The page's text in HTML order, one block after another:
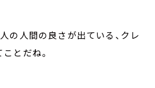
の人間の良さが出ている、クレ
とだね。